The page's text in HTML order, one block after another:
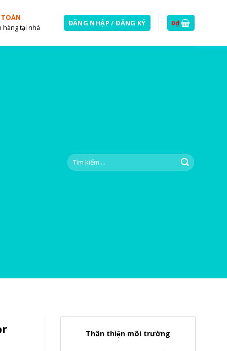
hàng tại nhà
ĐĂNG NHẬP / ĐĂNG KÝ 0₫
Tìm
kiếm:
Thân thiện môi trường